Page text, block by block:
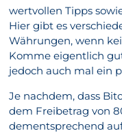
wertvollen Tipps
Hier gibt es
Währungen, wenn
Komme eigentlich
jedoch auch mal ein
Je nachdem, dass
dem Freibetrag von
dementsprechend